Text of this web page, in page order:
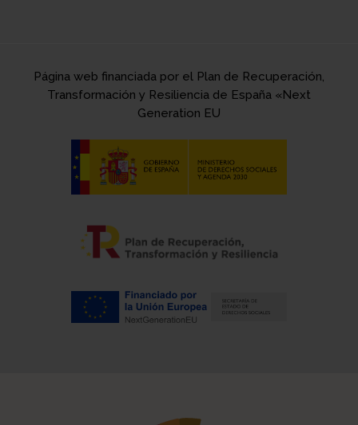
Página web financiada por el Plan de Recuperación,
Transformación y Resiliencia de España «Next
Generation EU